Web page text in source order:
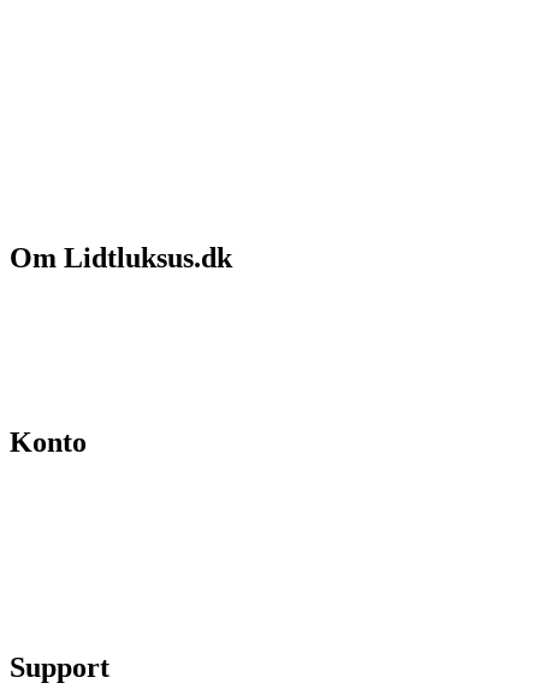
Om Lidtluksus.dk
Konto
Support